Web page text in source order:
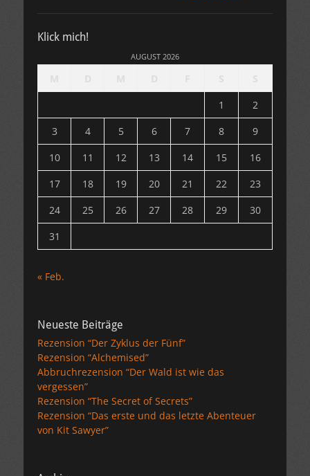
Klick mich!
AUGUST 2026
1
2
3
4 5 6 7 8
9
10
11 12 13 14 15
16
17
18 19 20 21 22
23
24
25 26 27 28 29
30
31
« Feb.
Neueste Beiträge
Rezension “Der Zyklus der Fünf”
Rezension “Alchemised”
Abbruchrezension “Der Wald ist wie das
vergessen”
Rezension “The Secret of Secrets”
Rezension “Das erste und das letzte Abenteuer
von Kit Sawyer”